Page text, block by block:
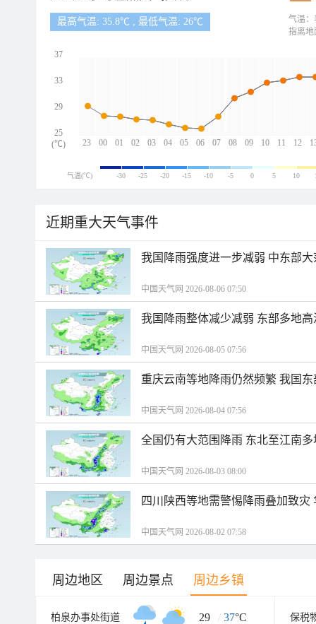
最高气温: 35.8℃ , 最低气温: 26℃
23 00 01 02 03 04 05 06 07 08 09 10 11 12
37
33
29
25
(℃)
气温：
指离地
气温(℃) -30 -25 -20 -15 -10 -5 0 5 10
近期重大天气事件
我国降雨强度进一步减弱 中东部
中国天气网 2026-08-06 07:50
我国降雨整体减少减弱 东部多地
中国天气网 2026-08-05 07:56
重庆云南等地降雨仍然频繁 我国
中国天气网 2026-08-04 07:56
全国仍有大范围降雨 东北至江南
中国天气网 2026-08-03 08:00
四川陕西等地需警惕降雨叠加致
中国天气网 2026-08-02 07:58
周边地区 周边景点 周边乡镇
柏泉办事处街道 29 / 37°C 保税